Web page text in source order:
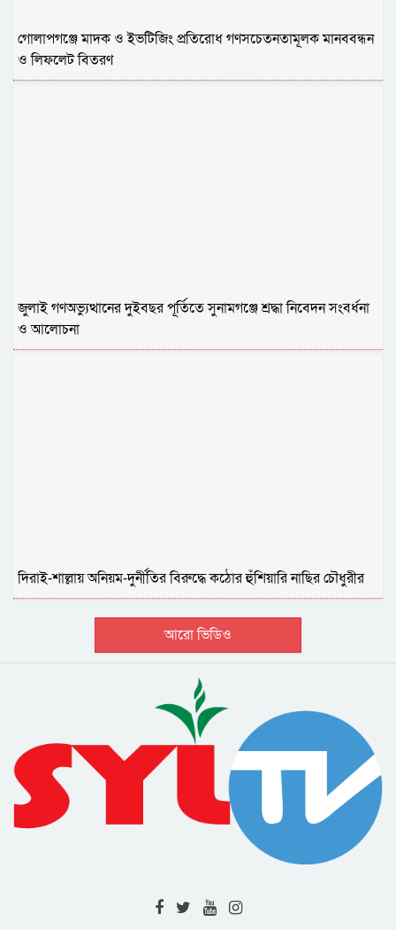
গোলাপগঞ্জে মাদক ও ইভটিজিং প্রতিরোধ গণসচেতনতামূলক মানববন্ধন
ও লিফলেট বিতরণ
জুলাই গণঅভ্যুত্থানের দুইবছর পূর্তিতে সুনামগঞ্জে শ্রদ্ধা নিবেদন সংবর্ধনা
ও আলোচনা
দিরাই-শাল্লায় অনিয়ম-দুর্নীতির বিরুদ্ধে কঠোর হুঁশিয়ারি নাছির চৌধুরীর
আরো ভিডিও